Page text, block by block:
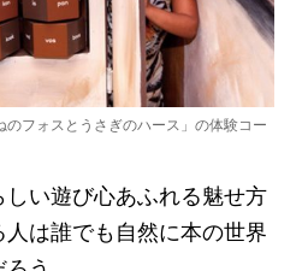
フォスとうさぎのハース」の体験コー
い遊び心あふれる魅せ方
は誰でも自然に本の世界